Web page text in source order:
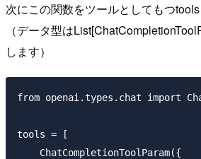
次にこの関数をツールとしてもつtools
（データ型は
します）
from openai.types.chat import
tools = [
    ChatCompletionToolParam({